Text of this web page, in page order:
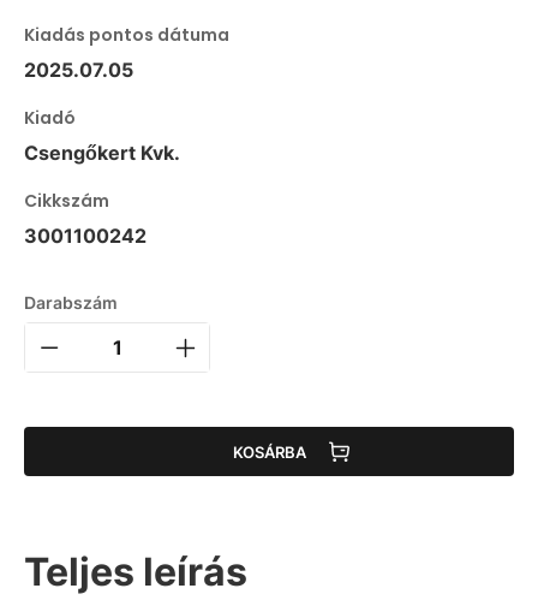
Kiadás pontos dátuma
2025.07.05
Kiadó
Csengőkert Kvk.
Cikkszám
3001100242
Darabszám
KOSÁRBA
Teljes leírás